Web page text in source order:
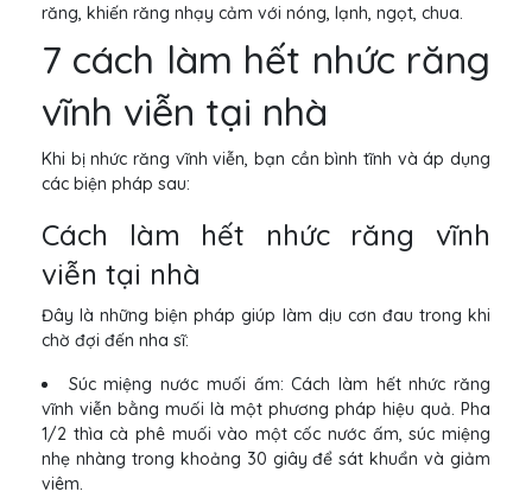
răng, khiến răng nhạy cảm với nóng, lạnh, ngọt, chua.
7 cách làm hết nhức răng
vĩnh viễn tại nhà
Khi bị nhức răng vĩnh viễn, bạn cần bình tĩnh và áp dụng
các biện pháp sau:
Cách làm hết nhức răng vĩnh
viễn tại nhà
Đây là những biện pháp giúp làm dịu cơn đau trong khi
chờ đợi đến nha sĩ:
Súc miệng nước muối ấm: Cách làm hết nhức răng
vĩnh viễn bằng muối là một phương pháp hiệu quả. Pha
1/2 thìa cà phê muối vào một cốc nước ấm, súc miệng
nhẹ nhàng trong khoảng 30 giây để sát khuẩn và giảm
viêm.